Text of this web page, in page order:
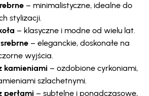
– minimalistyczne, idealne do
stylizacji.
– klasyczne i modne od wielu lat.
– eleganckie, doskonałe na
wyjścia.
kamieniami – ozdobione cyrkoniami,
szlachetnymi.
perłami – subtelne i ponadczasowe,